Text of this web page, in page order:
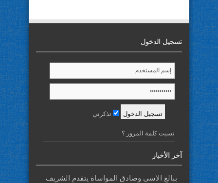
تسجيل الدخول
تذكرني
نسيت كلمة المرور ؟
آخر الأخبار
ببالغ الأسى وصادق المواساة يتقدم الشريف